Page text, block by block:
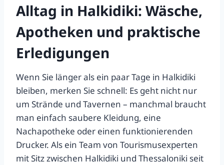
Alltag in Halkidiki: Wäsche,
Apotheken und praktische
Erledigungen
Wenn Sie länger als ein paar Tage in Halkidiki
bleiben, merken Sie schnell: Es geht nicht nur
um Strände und Tavernen – manchmal braucht
man einfach saubere Kleidung, eine
Nachapotheke oder einen funktionierenden
Drucker. Als ein Team von Tourismusexperten
mit Sitz zwischen Halkidiki und Thessaloniki seit